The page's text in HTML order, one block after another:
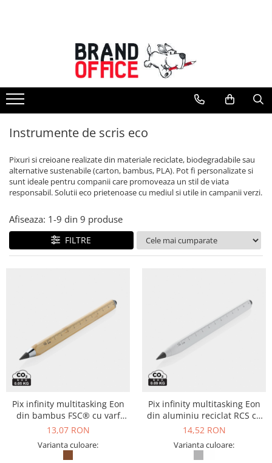
Unitate Protejata - PRODUCTIE
Hartie copiator si produse
tipografice
Produse consumabile din hartie
Detergenti si dezinfectanti
Saci menajeri (Unitate Protejata)
Agende, calendare si organizatoare
Organizatoare business
Birotica si papetarie
Hartie si articole din hartie
Capsatoare, capse si perforatoare
Caiete si blocnotesuri
Dosare, folii protectie si mape
Accesorii diverse pentru birou
Etichetare si ambalare
Arhivare si depozitare
Instrumente de scris
Pixuri de plastic
Pixuri metalice
Instrumente de scris eco
Pixuri si creioane realizate din materiale reciclate, biodegradabile sau
alternative sustenabile (carton, bambus, PLA). Pot fi personalizate si
sunt ideale pentru companii care promoveaza un stil de viata
responsabil. Solutii eco prietenoase cu mediul si utile in campanii verzi.
Afiseaza: 1-9 din 9 produse
FILTRE
Pix infinity multitasking Eon
din bambus FSC® cu varf
grafit si stylus
13,07 RON
Varianta culoare:
Pix infinity multitasking Eon
din aluminiu reciclat RCS cu
varf grafit si stylus
14,52 RON
Varianta culoare: